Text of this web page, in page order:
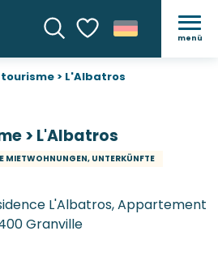
SucheVoir les favoris
menü
> L'Albatros
> L'Albatros
MIETWOHNUNGEN, UNTERKÜNFTE
L'Albatros, Appartement
Granville